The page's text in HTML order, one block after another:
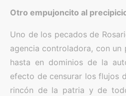
Otro empujoncito al
Uno de los pecados de
agencia controladora, con
hasta en dominios de la
efecto de censurar los flujos
rincón de la patria y de